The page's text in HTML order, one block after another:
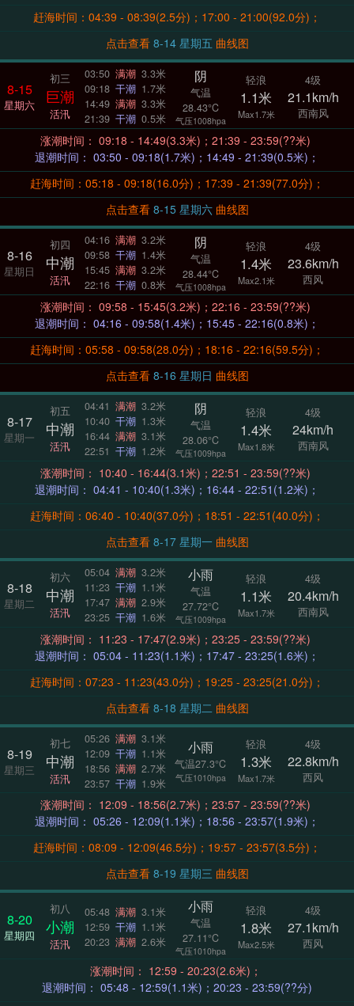
赶海时间：04:39 - 08:39(2.5分)；17:00 - 21:00(92.0分)；
点击查看
8-14 星期五 曲线图
8-15
星期六
初三
巨潮
活汛
03:50 满潮 3.3米
09:18 干潮 1.7米
14:49 满潮 3.3米
21:39 干潮 0.5米
阴
气温
28.43°C
气压1008hpa
轻浪
1.1米
Max1.7米
4级
21.1km/h
西南风
涨潮时间： 09:18 - 14:49(3.3米)；21:39 - 23:59(??米)
退潮时间： 03:50 - 09:18(1.7米)；14:49 - 21:39(0.5米)；
赶海时间：05:18 - 09:18(16.0分)；17:39 - 21:39(77.0分)；
点击查看
8-15 星期六 曲线图
8-16
星期日
初四
中潮
活汛
04:16 满潮 3.2米
09:58 干潮 1.4米
15:45 满潮 3.2米
22:16 干潮 0.8米
阴
气温
28.44°C
气压1008hpa
轻浪
1.4米
Max2.1米
4级
23.6km/h
西风
涨潮时间： 09:58 - 15:45(3.2米)；22:16 - 23:59(??米)
退潮时间： 04:16 - 09:58(1.4米)；15:45 - 22:16(0.8米)；
赶海时间：05:58 - 09:58(28.0分)；18:16 - 22:16(59.5分)；
点击查看
8-16 星期日 曲线图
8-17
星期一
初五
中潮
活汛
04:41 满潮 3.2米
10:40 干潮 1.3米
16:44 满潮 3.1米
22:51 干潮 1.2米
阴
气温
28.06°C
气压1009hpa
轻浪
1.4米
Max1.8米
4级
24km/h
西南风
涨潮时间： 10:40 - 16:44(3.1米)；22:51 - 23:59(??米)
退潮时间： 04:41 - 10:40(1.3米)；16:44 - 22:51(1.2米)；
赶海时间：06:40 - 10:40(37.0分)；18:51 - 22:51(40.0分)；
点击查看
8-17 星期一 曲线图
8-18
星期二
初六
中潮
活汛
05:04 满潮 3.2米
11:23 干潮 1.1米
17:47 满潮 2.9米
23:25 干潮 1.6米
小雨
气温
27.72°C
气压1009hpa
轻浪
1.1米
Max1.7米
4级
20.4km/h
西南风
涨潮时间： 11:23 - 17:47(2.9米)；23:25 - 23:59(??米)
退潮时间： 05:04 - 11:23(1.1米)；17:47 - 23:25(1.6米)；
赶海时间：07:23 - 11:23(43.0分)；19:25 - 23:25(21.0分)；
点击查看
8-18 星期二 曲线图
8-19
星期三
初七
中潮
活汛
05:26 满潮 3.1米
12:09 干潮 1.1米
18:56 满潮 2.7米
23:57 干潮 1.9米
小雨
气温27.3°C
气压1010hpa
轻浪
1.3米
Max1.7米
4级
22.8km/h
西风
涨潮时间： 12:09 - 18:56(2.7米)；23:57 - 23:59(??米)
退潮时间： 05:26 - 12:09(1.1米)；18:56 - 23:57(1.9米)；
赶海时间：08:09 - 12:09(46.5分)；19:57 - 23:57(3.5分)；
点击查看
8-19 星期三 曲线图
8-20
星期四
初八
小潮
活汛
05:48 满潮 3.1米
12:59 干潮 1.1米
20:23 满潮 2.6米
小雨
气温
27.11°C
气压1010hpa
轻浪
1.8米
Max2.5米
4级
27.1km/h
西风
涨潮时间： 12:59 - 20:23(2.6米)；
退潮时间： 05:48 - 12:59(1.1米)；20:23 - 23:59(??分)